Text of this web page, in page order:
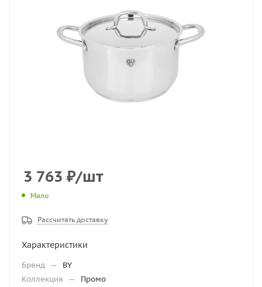
3 763 ₽/шт
Мало
Рассчитать доставку
Характеристики
Бренд —
BY
Коллекция
—
Промо